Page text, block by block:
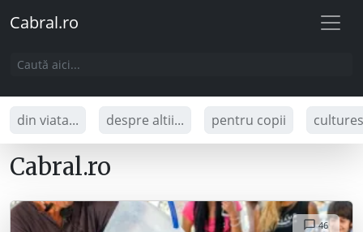
Cabral.ro
din viata... despre altii... pentru copii
Cabral.ro
46